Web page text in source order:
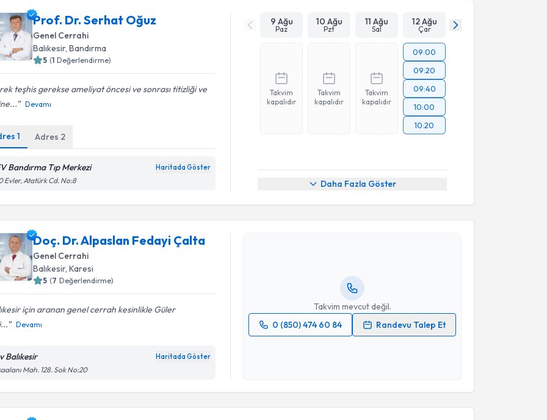
Prof. Dr. Serhat Oğuz
Genel Cerrahi
Balıkesir, Bandırma
5 (1 Değerlendirme)
teşhis gerekse ameliyat öncesi ve sonrası titizliği ve
Devamı
1 Adres 2
Bandırma Tıp Merkezi Haritada Göster
Evler, Atatürk Cd. No:8
9 Ağu
Paz
10 Ağu
Pzt
11 Ağu
Sal
12 Ağu
Çar
Takvim
kapalıdır
Takvim
kapalıdır
Takvim
kapalıdır
09:00
09:20
09:40
10:00
10:20
Daha Fazla Göster
Doç. Dr. Alpaslan Fedayi Çalta
Genel Cerrahi
Balıkesir, Karesi
5 (7 Değerlendirme)
için aranan genel cerrah kesinlikle Güler
Devamı
Balıkesir Haritada Göster
Mah. 128. Sok No:20
Takvim mevcut değil.
0 (850) 474 60 84
Randevu Talep Et
Randevu Takvimi Talebi
Doç. Dr. Alpaslan Fedayi Çalta
Takvim Talebini Gönder
Randevu Takvimi Talebi